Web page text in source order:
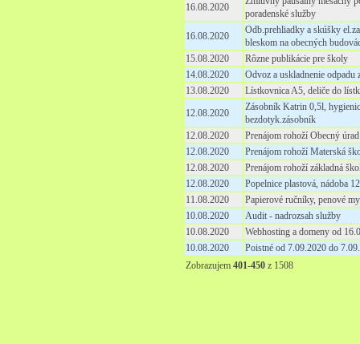
16.08.2020
poradenské služby
16.08.2020
Odb.prehliadky a skúšky
bleskom na obecných
15.08.2020
Rôzne publikácie pre školy
14.08.2020
Odvoz a uskladnenie odpadu
13.08.2020
Lístkovnica A5, deliče do
12.08.2020
Zásobník Katrin 0,5l,
bezdotyk.zásobník
12.08.2020
Prenájom rohoží Obecný
12.08.2020
Prenájom rohoží Materská
12.08.2020
Prenájom rohoží základná
12.08.2020
Popelnice plastová, nádoba
11.08.2020
Papierové ručníky, penové
10.08.2020
Audit - nadrozsah služby
10.08.2020
Webhosting a domeny od
10.08.2020
Poistné od 7.09.2020 do
Zobrazujem 401-450 z 1508